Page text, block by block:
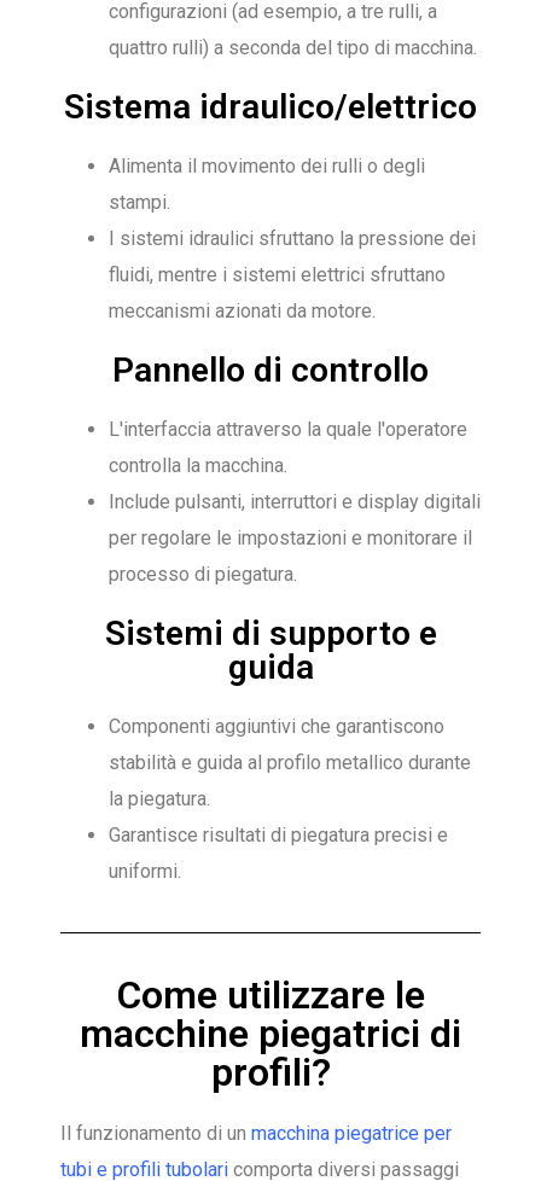
configurazioni (ad esempio, a tre rulli, a
quattro rulli) a seconda del tipo di macchina.
Sistema idraulico/elettrico
Alimenta il movimento dei rulli o degli
stampi.
I sistemi idraulici sfruttano la pressione dei
fluidi, mentre i sistemi elettrici sfruttano
meccanismi azionati da motore.
Pannello di controllo
L'interfaccia attraverso la quale l'operatore
controlla la macchina.
Include pulsanti, interruttori e display digitali
per regolare le impostazioni e monitorare il
processo di piegatura.
Sistemi di supporto e
guida
Componenti aggiuntivi che garantiscono
stabilità e guida al profilo metallico durante
la piegatura.
Garantisce risultati di piegatura precisi e
uniformi.
Come utilizzare le
macchine piegatrici di
profili?
Il funzionamento di un macchina piegatrice per
tubi e profili tubolari comporta diversi passaggi